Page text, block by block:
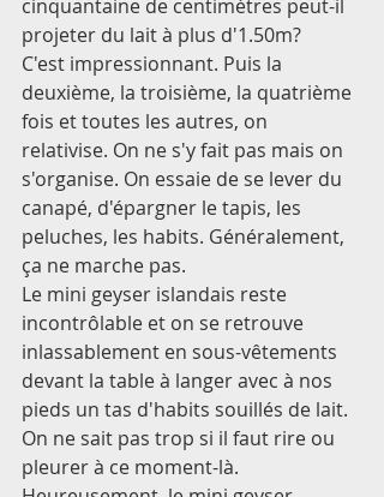
cinquantaine de centimètres peut-il
projeter du lait à plus d'1.50m?
C'est impressionnant. Puis la
deuxième, la troisième, la quatrième
fois et toutes les autres, on
relativise. On ne s'y fait pas mais on
s'organise. On essaie de se lever du
canapé, d'épargner le tapis, les
peluches, les habits. Généralement,
ça ne marche pas.
Le mini geyser islandais reste
incontrôlable et on se retrouve
inlassablement en sous-vêtements
devant la table à langer avec à nos
pieds un tas d'habits souillés de lait.
On ne sait pas trop si il faut rire ou
pleurer à ce moment-là.